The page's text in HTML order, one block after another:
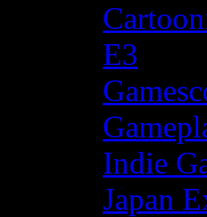
E3
Indie
Japan